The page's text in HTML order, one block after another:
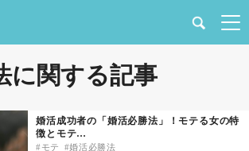
に関する記事
婚活成功者の「婚活必勝法」！モテる女の特
徴とモテ…
モテ 婚活必勝法